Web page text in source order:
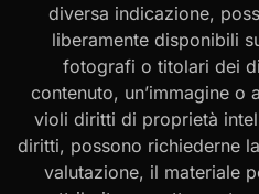
diversa indicazione,
liberamente disponibili
fotografi o titolari dei
contenuto, un’immagine o
violi diritti di proprietà
diritti, possono richiederne
valutazione, il materiale